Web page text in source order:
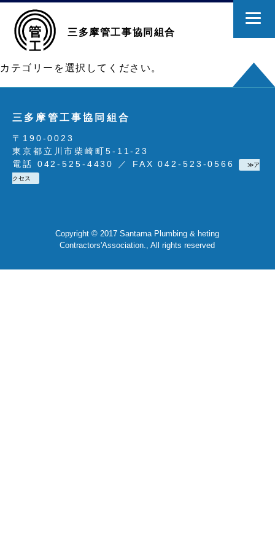
三多摩管工事協同組合
カテゴリーを選択してください。
三多摩管工事協同組合
〒190-0023
東京都立川市柴崎町5-11-23
電話 042-525-4430 ／ FAX 042-523-0566
≫ア
クセス
Copyright © 2017 Santama Plumbing & heting
Contractors'Association., All rights reserved